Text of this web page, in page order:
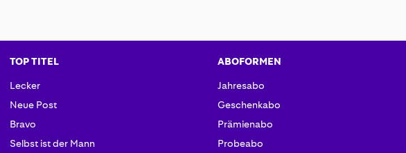
TOP TITEL
Lecker
Neue Post
Bravo
Selbst ist der Mann
ABOFORMEN
Jahresabo
Geschenkabo
Prämienabo
Probeabo